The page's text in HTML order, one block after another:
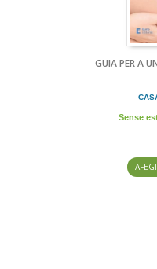
GUIA PER A
Sense